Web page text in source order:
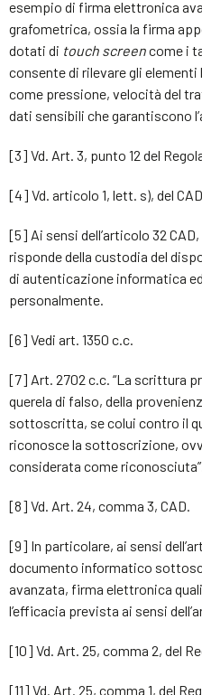
esempio di firma elettronica
grafometrica, ossia la firma
dotati di touch screencome i
consente di rilevare gli
come pressione, velocità del
dati sensibili che garantiscono
[3] Vd. Art. 3, punto 12 del
[4] Vd. articolo 1, lett. s), del CAD
[5] Ai sensi dell’articolo 32
risponde della custodia del
di autenticazione informatica
personalmente.
[6] Vedi art. 1350 c.c.
[7] Art. 2702 c.c. “La scrittura
querela di falso, della
sottoscritta, se colui contro il
riconosce la sottoscrizione,
considerata come
[8] Vd. Art. 24, comma 3, CAD.
[9] In particolare, ai sensi
documento informatico
avanzata, firma elettronica
l’efficacia prevista ai sensi
[10] Vd. Art. 25, comma 2, del
[11] Vd. Art. 25, comma 1, del